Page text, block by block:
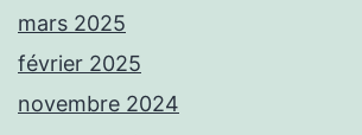
mars 2025
février 2025
novembre 2024